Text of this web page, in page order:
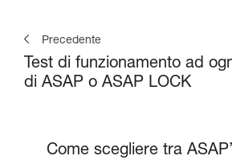
Precedente
Test di funzionamento ad
di ASAP o ASAP LOCK
Come scegliere tra